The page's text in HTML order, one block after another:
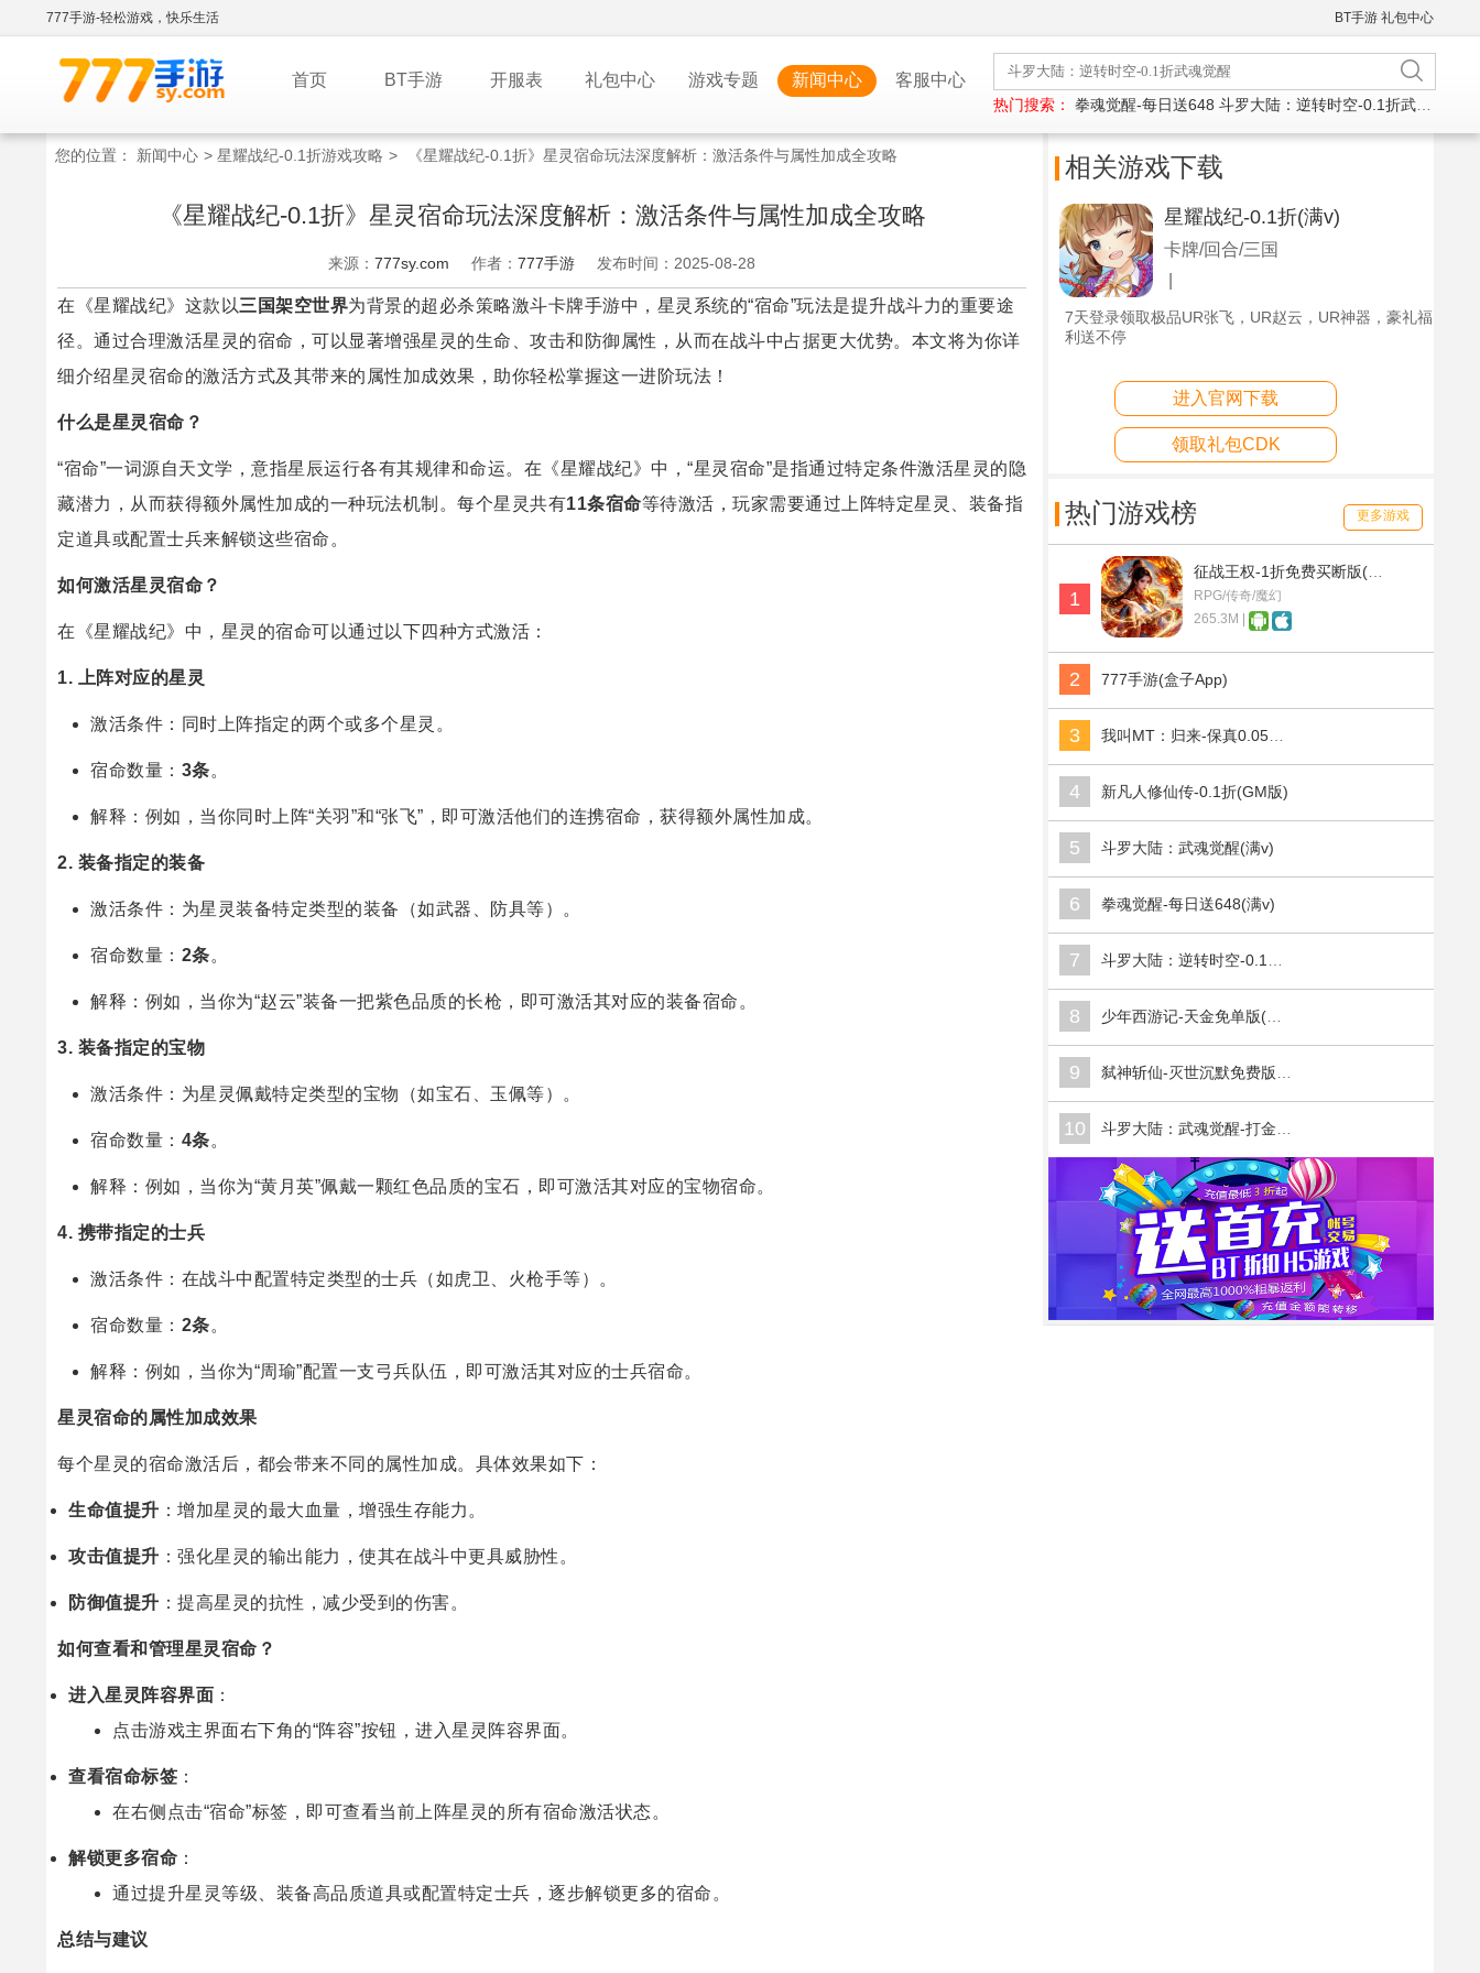
777手游-轻松游戏，快乐生活 BT手游 礼包中心
首页 BT手游 开服表 礼包中心 游戏专题 新闻中心 客服中心
热门搜索： 拳魂觉醒-每日送648 斗罗大陆：逆转时空-0.1折武魂觉醒
您的位置： 新闻中心 > 星耀战纪-0.1折游戏攻略 > 《星耀战纪-0.1折》星灵宿命玩法深度解析：激活条件与属性加成全攻略
《星耀战纪-0.1折》星灵宿命玩法深度解析：激活条件与属性加成全攻略
来源： 777sy.com 作者： 777手游 发布时间：2025-08-28
在《星耀战纪》这款以三国架空世界为背景的超必杀策略激斗卡牌手游中，星灵系统的“宿命”玩法是提升战斗力的重要途
径。通过合理激活星灵的宿命，可以显著增强星灵的生命、攻击和防御属性，从而在战斗中占据更大优势。本文将为你详
细介绍星灵宿命的激活方式及其带来的属性加成效果，助你轻松掌握这一进阶玩法！
什么是星灵宿命？
“宿命”一词源自天文学，意指星辰运行各有其规律和命运。在《星耀战纪》中，“星灵宿命”是指通过特定条件激活星灵的隐
藏潜力，从而获得额外属性加成的一种玩法机制。每个星灵共有11条宿命等待激活，玩家需要通过上阵特定星灵、装备指
定道具或配置士兵来解锁这些宿命。
如何激活星灵宿命？
在《星耀战纪》中，星灵的宿命可以通过以下四种方式激活：
1. 上阵对应的星灵
激活条件：同时上阵指定的两个或多个星灵。
宿命数量： 3条。
解释：例如，当你同时上阵“关羽”和“张飞”，即可激活他们的连携宿命，获得额外属性加成。
2. 装备指定的装备
激活条件：为星灵装备特定类型的装备（如武器、防具等）。
宿命数量： 2条。
解释：例如，当你为“赵云”装备一把紫色品质的长枪，即可激活其对应的装备宿命。
3. 装备指定的宝物
激活条件：为星灵佩戴特定类型的宝物（如宝石、玉佩等）。
宿命数量： 4条。
解释：例如，当你为“黄月英”佩戴一颗红色品质的宝石，即可激活其对应的宝物宿命。
4. 携带指定的士兵
激活条件：在战斗中配置特定类型的士兵（如虎卫、火枪手等）。
宿命数量： 2条。
解释：例如，当你为“周瑜”配置一支弓兵队伍，即可激活其对应的士兵宿命。
星灵宿命的属性加成效果
每个星灵的宿命激活后，都会带来不同的属性加成。具体效果如下：
生命值提升 ：增加星灵的最大血量，增强生存能力。
攻击值提升 ：强化星灵的输出能力，使其在战斗中更具威胁性。
防御值提升 ：提高星灵的抗性，减少受到的伤害。
如何查看和管理星灵宿命？
进入星灵阵容界面 ：
点击游戏主界面右下角的“阵容”按钮，进入星灵阵容界面。
查看宿命标签 ：
在右侧点击“宿命”标签，即可查看当前上阵星灵的所有宿命激活状态。
解锁更多宿命 ：
通过提升星灵等级、装备高品质道具或配置特定士兵，逐步解锁更多的宿命。
总结与建议
相关游戏下载
星耀战纪-0.1折(满v)
卡牌/回合/三国
7天登录领取极品UR张飞，UR赵云，UR神器，豪礼福
利送不停
进入官网下载
领取礼包CDK
热门游戏榜 更多游戏
1
RPG/传奇/魔幻
265.3M |
2 777手游(盒子App)
3
4 新凡人修仙传-0.1折(GM版)
5 斗罗大陆：武魂觉醒(满v)
6 拳魂觉醒-每日送648(满v)
7
8
9
10